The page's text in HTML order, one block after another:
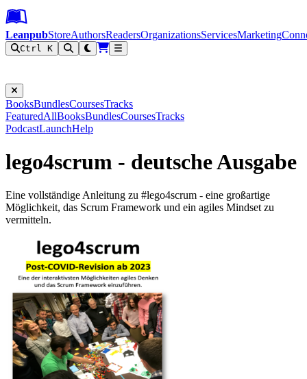
Leanpub Header
Leanpub Navigation
Skip to main content
Go to Leanpub.com
LeanpubStoreAuthorsReadersOrganizationsServicesMarketing
Ctrl K
BooksBundlesCoursesTracks
FeaturedAllBooksBundlesCoursesTracks
PodcastLaunchHelp
lego4scrum - deutsche Ausgabe
Eine vollständige Anleitung zu #lego4scrum - eine großartige
Möglichkeit, das Scrum Framework und ein agiles Mindset zu
vermitteln.